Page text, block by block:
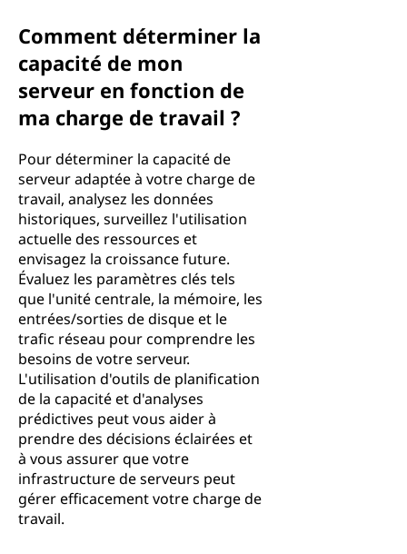
Comment déterminer la
capacité de mon
serveur en fonction de
ma charge de travail ?
Pour déterminer la capacité de
serveur adaptée à votre charge de
travail, analysez les données
historiques, surveillez l'utilisation
actuelle des ressources et
envisagez la croissance future.
Évaluez les paramètres clés tels
que l'unité centrale, la mémoire, les
entrées/sorties de disque et le
trafic réseau pour comprendre les
besoins de votre serveur.
L'utilisation d'outils de planification
de la capacité et d'analyses
prédictives peut vous aider à
prendre des décisions éclairées et
à vous assurer que votre
infrastructure de serveurs peut
gérer efficacement votre charge de
travail.